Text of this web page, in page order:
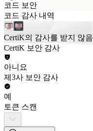
코드 보안
코드 감사 내역
CertiK의 감사를 받지 않음
CertiK 보안 감사
아니요
제3사 보안 감사
예
토큰 스캔